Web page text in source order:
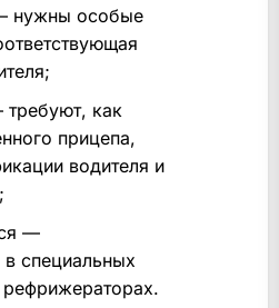
нужны особые
требуют, как
прицепа,
водителя и
—
в специальных